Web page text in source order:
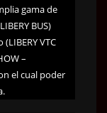
gama de
BUS)
VTC
–
el cual poder